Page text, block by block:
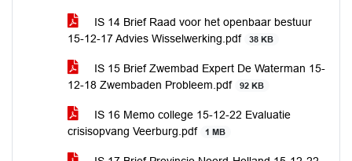
IS 14 Brief Raad voor het openbaar bestuur
15-12-17 Advies Wisselwerking.pdf
38 KB
IS 15 Brief Zwembad Expert De Waterman 15-
12-18 Zwembaden Probleem.pdf
92 KB
IS 16 Memo college 15-12-22 Evaluatie
crisisopvang Veerburg.pdf
1 MB